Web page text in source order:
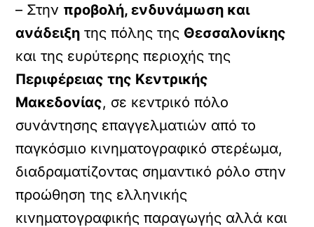
– Στην προβολή, ενδυνάμωση και
ανάδειξη της πόλης της Θεσσαλονίκης
και της ευρύτερης περιοχής της
Περιφέρειας της Κεντρικής
Μακεδονίας, σε κεντρικό πόλο
συνάντησης επαγγελματιών από το
παγκόσμιο κινηματογραφικό στερέωμα,
διαδραματίζοντας σημαντικό ρόλο στην
προώθηση της ελληνικής
κινηματογραφικής παραγωγής αλλά και